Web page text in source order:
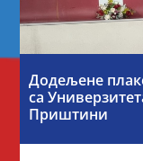
Додељене
са
Приштини